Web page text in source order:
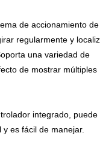
de accionamiento de
regularmente y
una variedad de
de mostrar múltiples
integrado, puede
es fácil de manejar.